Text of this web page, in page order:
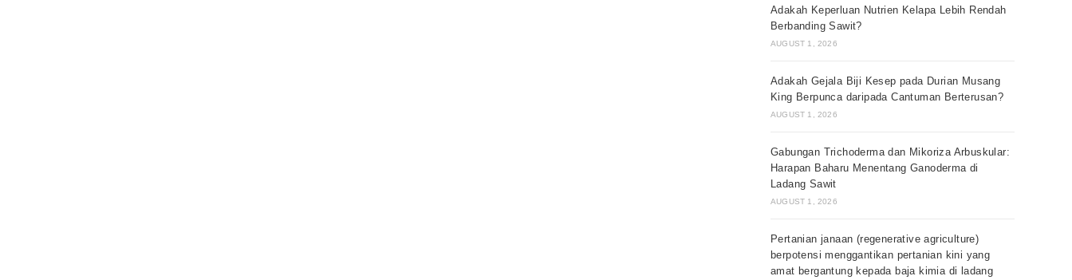
Adakah Keperluan Nutrien Kelapa Lebih Rendah
Berbanding Sawit?
AUGUST 1, 2026
Adakah Gejala Biji Kesep pada Durian Musang
King Berpunca daripada Cantuman Berterusan?
AUGUST 1, 2026
Gabungan Trichoderma dan Mikoriza Arbuskular:
Harapan Baharu Menentang Ganoderma di
Ladang Sawit
AUGUST 1, 2026
Pertanian janaan (regenerative agriculture)
berpotensi menggantikan pertanian kini yang
amat bergantung kepada baja kimia di ladang